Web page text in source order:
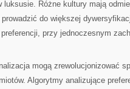
luksusie. Różne kultury mają
do większej
przy jednoczesnym
mogą zrewolucjonizować
Algorytmy analizujące